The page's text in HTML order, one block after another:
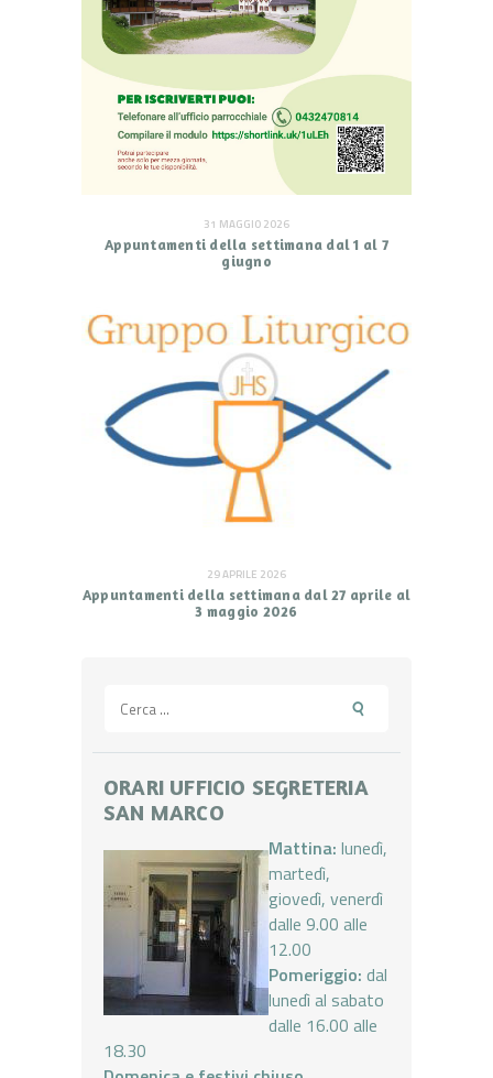
31 MAGGIO 2026
Appuntamenti della settimana dal 1 al 7
giugno
29 APRILE 2026
Appuntamenti della settimana dal 27 aprile al
3 maggio 2026
per:
ORARI UFFICIO SEGRETERIA
SAN MARCO
Mattina: lunedì,
martedì,
giovedì, venerdì
dalle 9.00 alle
12.00
Pomeriggio: dal
lunedì al sabato
dalle 16.00 alle
18.30